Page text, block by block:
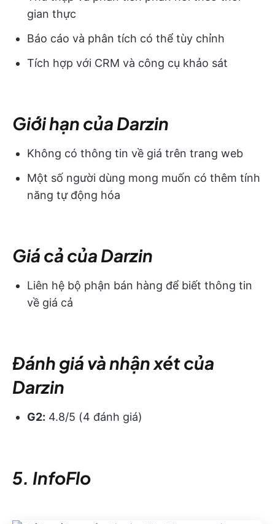
gian thực
Báo cáo và phân tích có thể tùy chỉnh
Tích hợp với CRM và công cụ khảo sát
Giới hạn của Darzin
Không có thông tin về giá trên trang web
Một số người dùng mong muốn có thêm tính
năng tự động hóa
Giá cả của Darzin
Liên hệ bộ phận bán hàng để biết thông tin
về giá cả
Đánh giá và nhận xét của
Darzin
G2: 4.8/5 (4 đánh giá)
5. InfoFlo